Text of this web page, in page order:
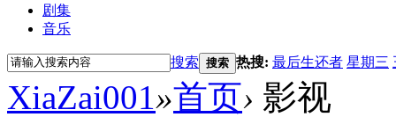
剧集
音乐
搜索 搜索 热搜: 最后生还者 星期三
XiaZai001»首页› 影视